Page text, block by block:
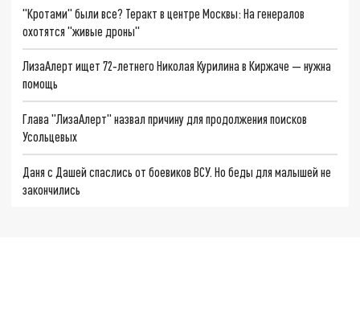
"Кротами" были все? Теракт в центре Москвы: На генералов
охотятся "живые дроны"
ЛизаАлерт ищет 72‑летнего Николая Курилина в Киржаче — нужна
помощь
Глава "ЛизаАлерт" назвал причину для продолжения поисков
Усольцевых
Даня с Дашей спаслись от боевиков ВСУ. Но беды для малышей не
закончились